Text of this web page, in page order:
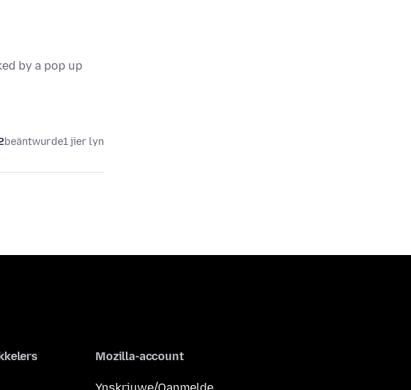
by a pop up
beäntwurde1 jier lyn
Mozilla-account